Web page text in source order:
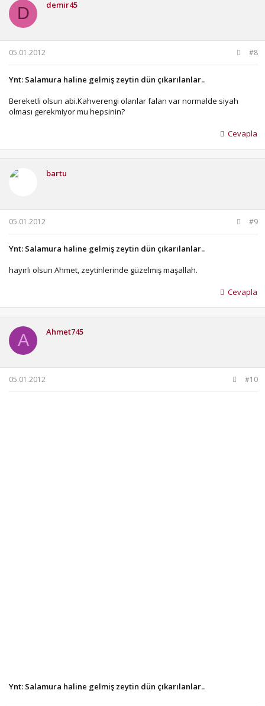
D demir45
05.01.2012 #8
Ynt: Salamura haline gelmiş zeytin dün çıkarılanlar..
Bereketli olsun abi.Kahverengi olanlar falan var normalde siyah
olması gerekmiyor mu hepsinin?
Cevapla
bartu
05.01.2012 #9
Ynt: Salamura haline gelmiş zeytin dün çıkarılanlar..
hayırlı olsun Ahmet, zeytinlerinde güzelmiş maşallah.
Cevapla
A Ahmet745
05.01.2012 #10
Ynt: Salamura haline gelmiş zeytin dün çıkarılanlar..